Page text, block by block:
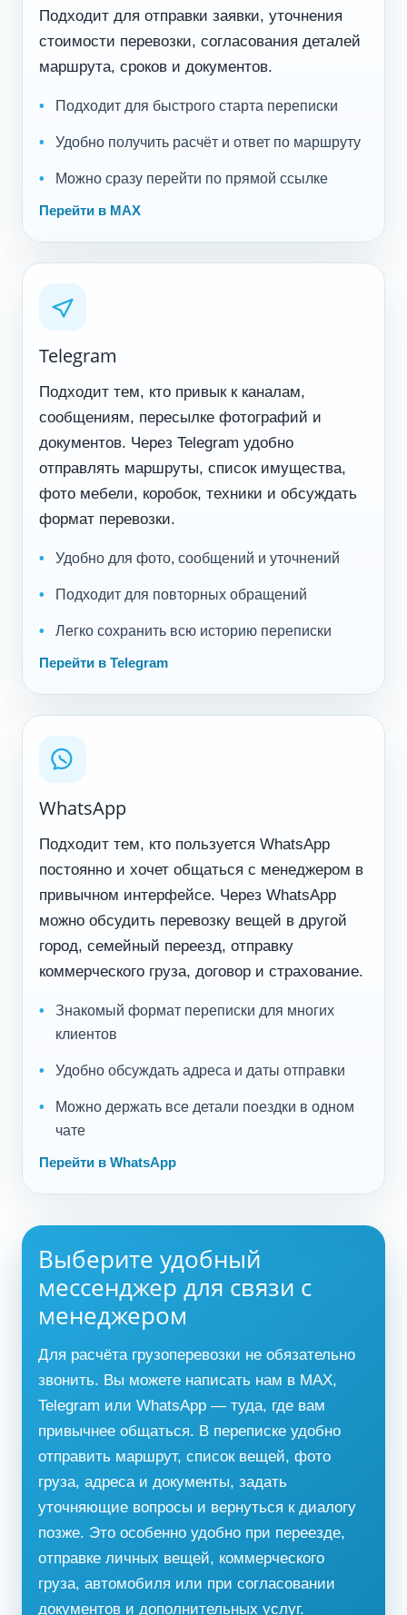
Подходит для отправки заявки, уточнения
стоимости перевозки, согласования деталей
маршрута, сроков и документов.
Подходит для быстрого старта переписки
Удобно получить расчёт и ответ по маршруту
Можно сразу перейти по прямой ссылке
Перейти в MAX
Telegram
Подходит тем, кто привык к каналам,
сообщениям, пересылке фотографий и
документов. Через Telegram удобно
отправлять маршруты, список имущества,
фото мебели, коробок, техники и обсуждать
формат перевозки.
Удобно для фото, сообщений и уточнений
Подходит для повторных обращений
Легко сохранить всю историю переписки
Перейти в Telegram
WhatsApp
Подходит тем, кто пользуется WhatsApp
постоянно и хочет общаться с менеджером в
привычном интерфейсе. Через WhatsApp
можно обсудить перевозку вещей в другой
город, семейный переезд, отправку
коммерческого груза, договор и страхование.
Знакомый формат переписки для многих
клиентов
Удобно обсуждать адреса и даты отправки
Можно держать все детали поездки в одном
чате
Перейти в WhatsApp
Выберите удобный
мессенджер для связи с
менеджером
Для расчёта грузоперевозки не обязательно
звонить. Вы можете написать нам в MAX,
Telegram или WhatsApp — туда, где вам
привычнее общаться. В переписке удобно
отправить маршрут, список вещей, фото
груза, адреса и документы, задать
уточняющие вопросы и вернуться к диалогу
позже. Это особенно удобно при переезде,
отправке личных вещей, коммерческого
груза, автомобиля или при согласовании
документов и дополнительных услуг.